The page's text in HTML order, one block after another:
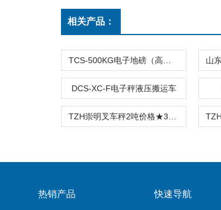
相关产品：
DCS-XC-F电子秤液压搬运车
热销产品 快速导航